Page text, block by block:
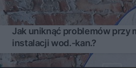
Jak uniknąć problemów przy
instalacji wod.-kan.?